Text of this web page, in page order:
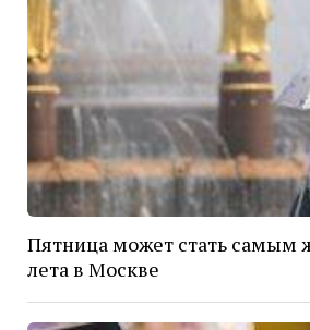
Пятница может стать самым
лета в Москве